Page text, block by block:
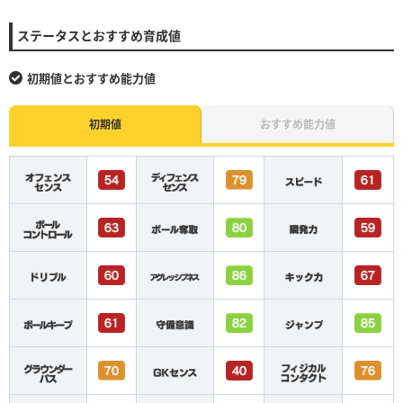
ステータスとおすすめ育成値
初期値とおすすめ能力値
初期値 おすすめ能力値